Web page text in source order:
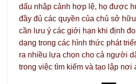
dấu nhập cảnh hợp lệ, họ được
đầy đủ các quyền của chủ sở
cần lưu ý các giới hạn khi định
dạng trong các hình thức phát
ra nhiều lựa chọn cho cả người
trong việc tìm kiếm và tạo lập nơi